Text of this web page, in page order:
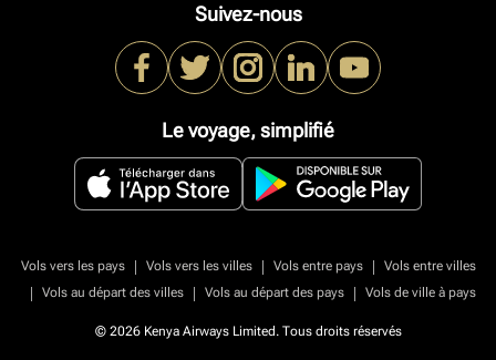
Suivez-nous
Le voyage, simplifié
Vols vers les pays | Vols vers les villes | Vols entre pays |
Vols entre villes
|
Vols au départ des villes | Vols au départ des pays | Vols de ville à pays
© 2026 Kenya Airways Limited. Tous droits réservés